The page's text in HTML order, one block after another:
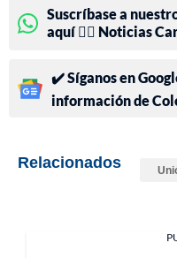
Suscríbase a
aquí 👉🏻 Noticias
✔️ Síganos en
información de
Relacionados